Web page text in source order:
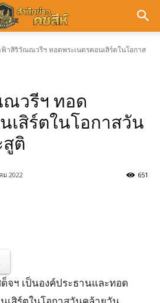
ฟ้าสิริวัณณวรีฯ ทอดพระเนตรคอนเสิร์ตในโอกาส
ณวรีฯ ทอด
เสิร์ตในโอกาสวัน
ติ
651
ม 2022
จฯ เป็นองค์ประธานและทอด